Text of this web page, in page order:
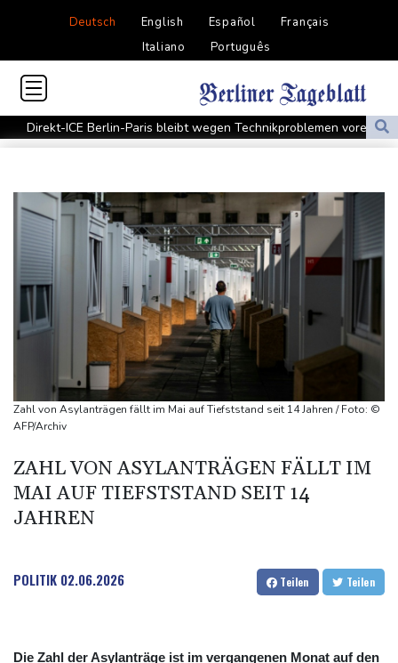
Deutsch English Español
Français
Italiano
Português
Direkt-ICE Berlin-Paris bleibt wegen Technikproblemen vorerst
unterbrochen
gereist
Russland weist Verantwortung für Drohnenvorfall an Leipziger
Flughafen zurück
US-Berufungsgericht bestätigt Aussetzung von Trumps
umstrittenen Ballsaal-Plänen
Nach Andrang auf Ceuta: Spanien und Italien streiten über
Grenzkontrollen
Niewiadoma fährt am Mont Ventoux ins Gelbe Trikot
Trumps umstrittener Justizminister Blanche kurz vor der
Bestätigung im Senat
"Steile Lernkurve": Kretschmann lobt Amtsführung von Merz
US-Unternehmen bauen im Juli Arbeitsplätze ab
Zahl von Asylanträgen fällt im Mai auf Tiefststand seit 14 Jahren / Foto: ©
AFP/Archiv
ZAHL VON ASYLANTRÄGEN FÄLLT IM
MAI AUF TIEFSTSTAND SEIT 14
JAHREN
POLITIK 02.06.2026 Teilen Teilen
Die Zahl der Asylanträge ist im vergangenen Monat auf den